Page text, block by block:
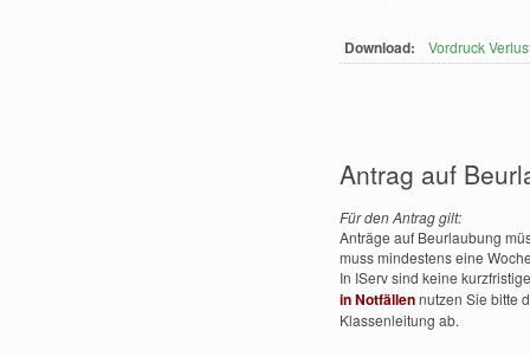
Download: Vordruck
Antrag auf
Für den Antrag gilt:
Anträge auf Beurlaubung
muss mindestens eine
In IServ sind keine
in Notfällennutzen Sie bitte
Klassenleitung ab.